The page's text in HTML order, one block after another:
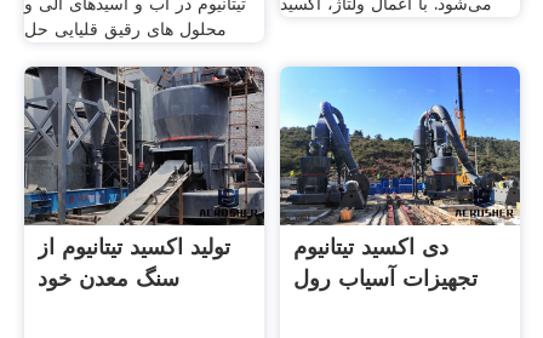
محلول های رقیق قلیایی حل
تولید اکسید تیتانیوم از
سنگ معدن خود
دی اکسید تیتانیوم
تجهیزات آسیاب رول